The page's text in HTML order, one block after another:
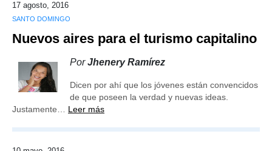
17 agosto, 2016
SANTO DOMINGO
Nuevos aires para el turismo capitalino
PorJhenery Ramírez
Dicen por ahí que los jóvenes están convencidos
de que poseen la verdad y nuevas ideas.
Justamente… Leer más